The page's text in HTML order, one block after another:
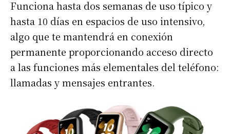
Funciona hasta dos semanas de uso típico y
hasta 10 días en espacios de uso intensivo,
algo que te mantendrá en conexión
permanente proporcionando acceso directo
a las funciones más elementales del teléfono:
llamadas y mensajes entrantes.